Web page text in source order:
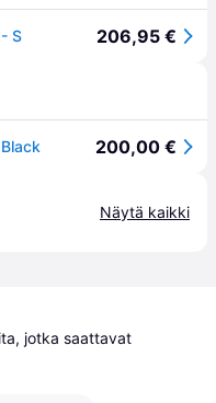
S 206,95 €
200,00 €
Näytä kaikki
jotka saattavat